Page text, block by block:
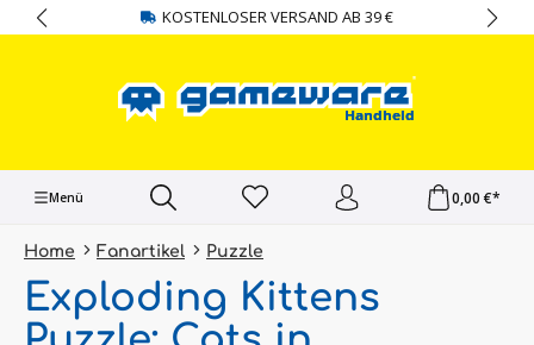
springen KOSTENLOSER VERSAND AB 39 €
Menü 0,00 €*
Home Fanartikel Puzzle
Exploding Kittens